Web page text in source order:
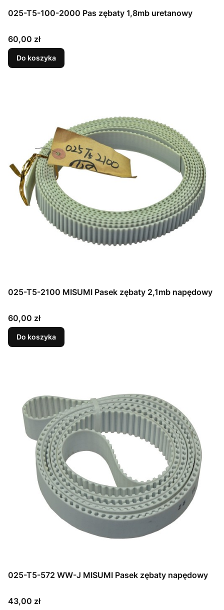
025-T5-100-2000 Pas zębaty 1,8mb uretanowy
Cena
60,00 zł
Do koszyka
025-T5-2100 MISUMI Pasek zębaty 2,1mb napędowy
Cena
60,00 zł
Do koszyka
025-T5-572 WW-J MISUMI Pasek zębaty napędowy
Cena
43,00 zł